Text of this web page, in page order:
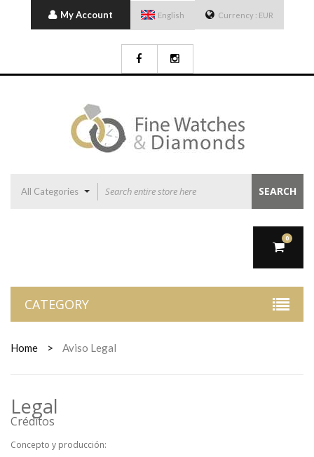
My Account English Currency : EUR
All Categories SEARCH
0
CATEGORY
Home > Aviso Legal
Legal
Créditos
Concepto y producción: